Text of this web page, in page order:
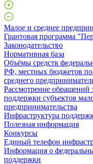
Малое и среднее
Грантовая программа
Законодательство
Нормативная база
Объёмы средств
РФ, местных бюджетов по
среднего
Рассмотрение обращений
поддержки субъектов
предпринимательства
Инфраструктура
Полезная информация
Конкурсы
Единый телефон
Информация о
поддержки